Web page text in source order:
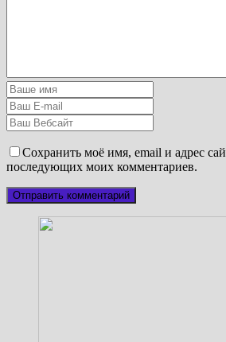
Сохранить моё имя, email и адрес
последующих моих комментариев.